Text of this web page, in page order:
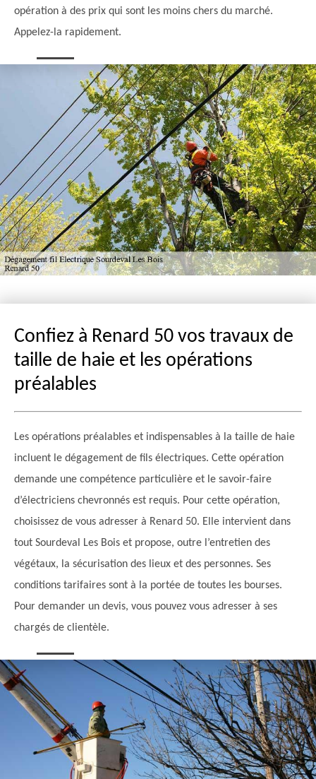
opération à des prix qui sont les moins chers du marché.
Appelez-la rapidement.
Confiez à Renard 50 vos travaux de
taille de haie et les opérations
préalables
Les opérations préalables et indispensables à la taille de haie
incluent le dégagement de fils électriques. Cette opération
demande une compétence particulière et le savoir-faire
d’électriciens chevronnés est requis. Pour cette opération,
choisissez de vous adresser à Renard 50. Elle intervient dans
tout Sourdeval Les Bois et propose, outre l’entretien des
végétaux, la sécurisation des lieux et des personnes. Ses
conditions tarifaires sont à la portée de toutes les bourses.
Pour demander un devis, vous pouvez vous adresser à ses
chargés de clientèle.